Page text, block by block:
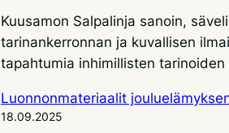
Kuusamon Salpalinja sanoin,
tarinankerronnan ja kuvallisen
tapahtumia inhimillisten tarinoiden
Luonnonmateriaalit
18.09.2025